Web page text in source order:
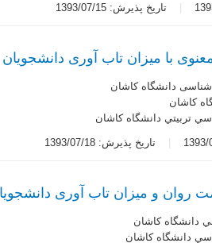
تاریخ پذیرش: 1393/07/15
با میزان تاب آوری دانشجویان
دانشگاه کاشان
کاشان
تربيتي دانشگاه کاشان
تاریخ پذیرش: 1393/07/18
روان و میزان تاب آوری
دانشگاه کاشان
دانشگاه کاشان